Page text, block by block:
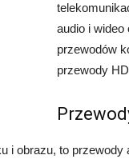
audio i wideo
przewodów
przewody
i obrazu, to